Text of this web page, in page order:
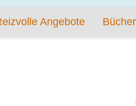
Angebote Bücher